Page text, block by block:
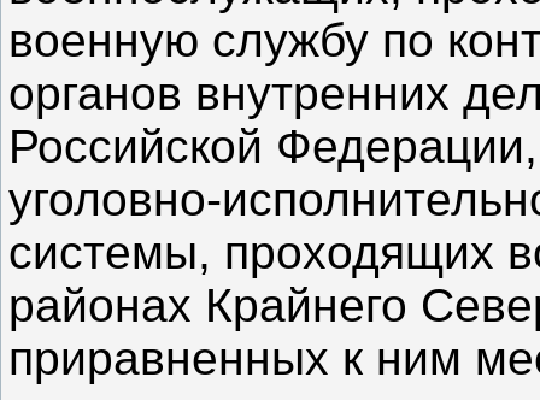
военную службу по
органов внутренних
Российской
уголовно-
системы, проходящих
районах Крайнего
приравненных к ним